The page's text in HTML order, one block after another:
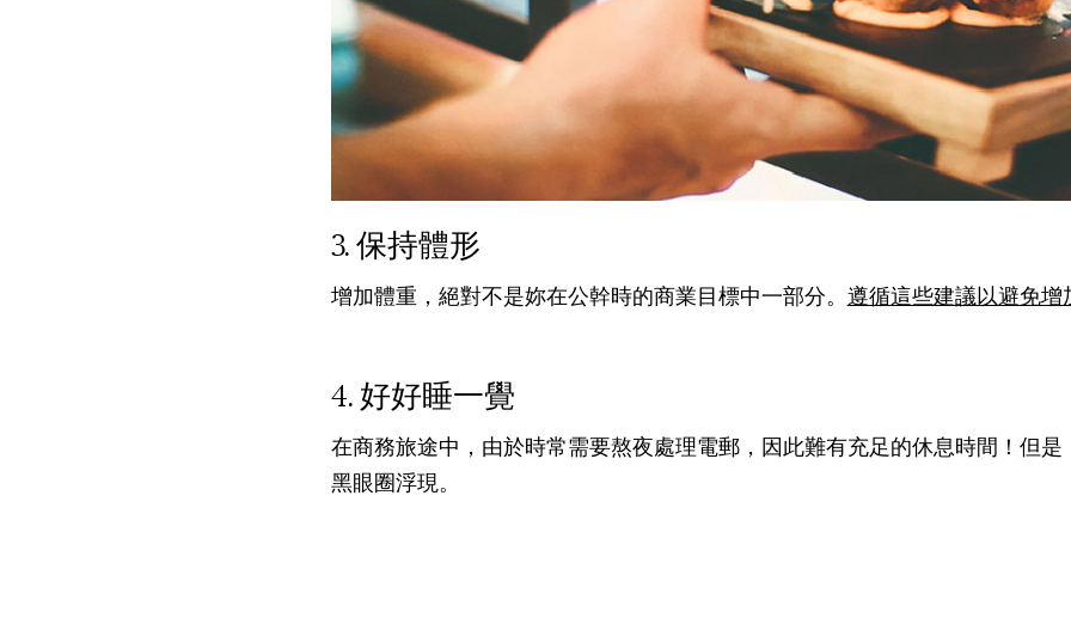
保持體形
增加體重，絕對不是妳在公幹時的商業目標中一部分。 遵循這些建議以避免增
好好睡一覺
在商務旅途中，由於時常需要熬夜處理電郵，因此難有充足的休息時間！但是
黑眼圈浮現。